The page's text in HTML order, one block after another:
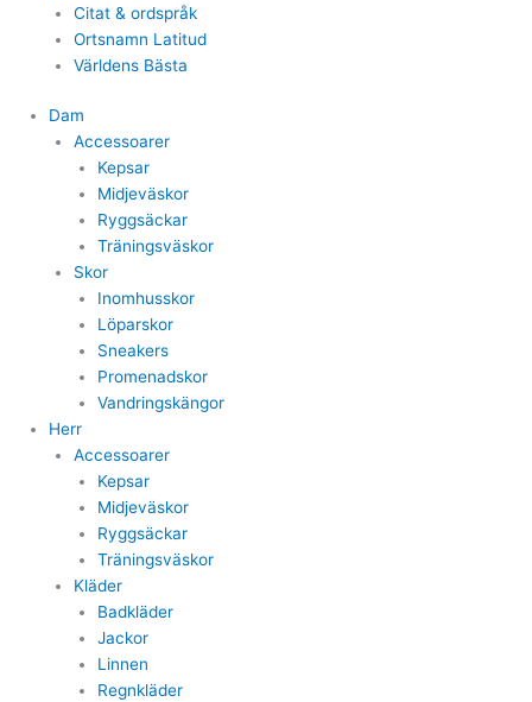
Citat & ordspråk
Ortsnamn Latitud
Världens Bästa
Dam
Accessoarer
Kepsar
Midjeväskor
Ryggsäckar
Träningsväskor
Skor
Inomhusskor
Löparskor
Sneakers
Promenadskor
Vandringskängor
Herr
Accessoarer
Kepsar
Midjeväskor
Ryggsäckar
Träningsväskor
Kläder
Badkläder
Jackor
Linnen
Regnkläder